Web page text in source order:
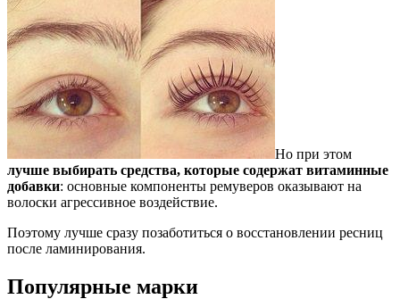
Но при этом
лучше выбирать средства, которые содержат витаминные
добавки: основные компоненты ремуверов оказывают на
волоски агрессивное воздействие.
Поэтому лучше сразу позаботиться о восстановлении ресниц
после ламинирования.
Популярные марки